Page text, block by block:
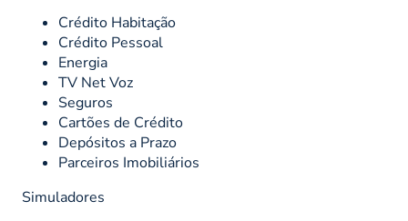
Crédito Habitação
Crédito Pessoal
Energia
TV Net Voz
Seguros
Cartões de Crédito
Depósitos a Prazo
Parceiros Imobiliários
Simuladores